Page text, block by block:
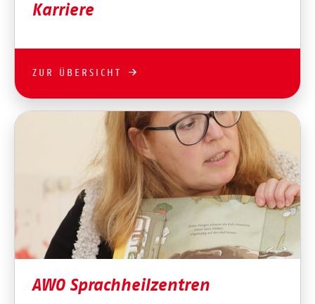
Karriere
ZUR ÜBERSICHT
AWO Sprachheilzentren